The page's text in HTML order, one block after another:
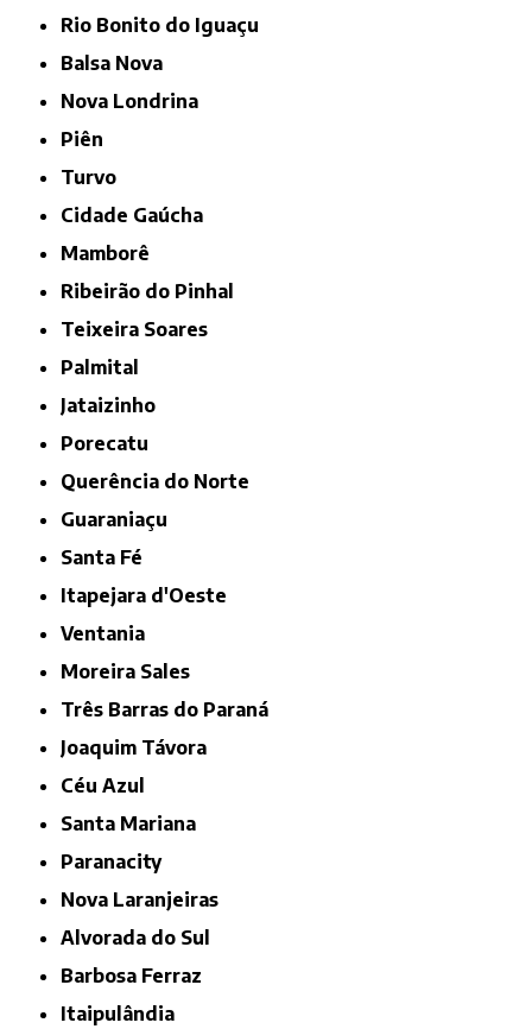
Rio Bonito do Iguaçu
Balsa Nova
Nova Londrina
Piên
Turvo
Cidade Gaúcha
Mamborê
Ribeirão do Pinhal
Teixeira Soares
Palmital
Jataizinho
Porecatu
Querência do Norte
Guaraniaçu
Santa Fé
Itapejara d'Oeste
Ventania
Moreira Sales
Três Barras do Paraná
Joaquim Távora
Céu Azul
Santa Mariana
Paranacity
Nova Laranjeiras
Alvorada do Sul
Barbosa Ferraz
Itaipulândia